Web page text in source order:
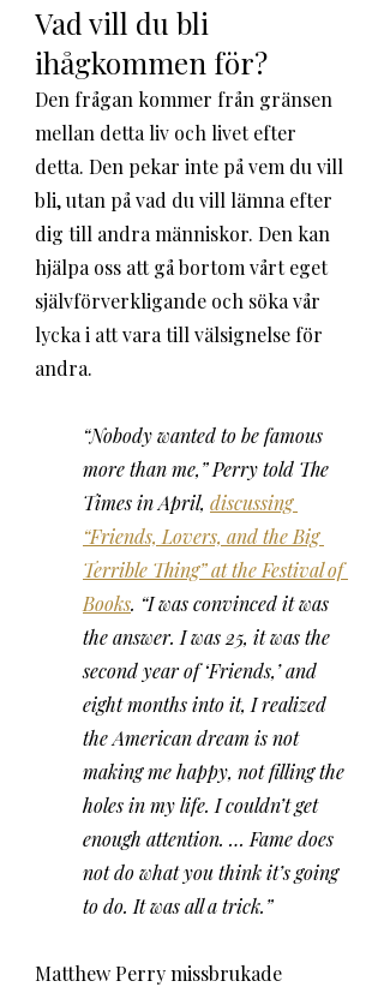
Vad vill du bli
ihågkommen för?
Den frågan kommer från gränsen
mellan detta liv och livet efter
detta. Den pekar inte på vem du vill
bli, utan på vad du vill lämna efter
dig till andra människor. Den kan
hjälpa oss att gå bortom vårt eget
självförverkligande och söka vår
lycka i att vara till välsignelse för
andra.
“Nobody wanted to be famous
more than me,” Perry told The
Times in April, discussing
“Friends, Lovers, and the Big
Terrible Thing” at the Festival of
Books. “I was convinced it was
the answer. I was 25, it was the
second year of ‘Friends,’ and
eight months into it, I realized
the American dream is not
making me happy, not filling the
holes in my life. I couldn’t get
enough attention. … Fame does
not do what you think it’s going
to do. It was all a trick.”
Matthew Perry missbrukade